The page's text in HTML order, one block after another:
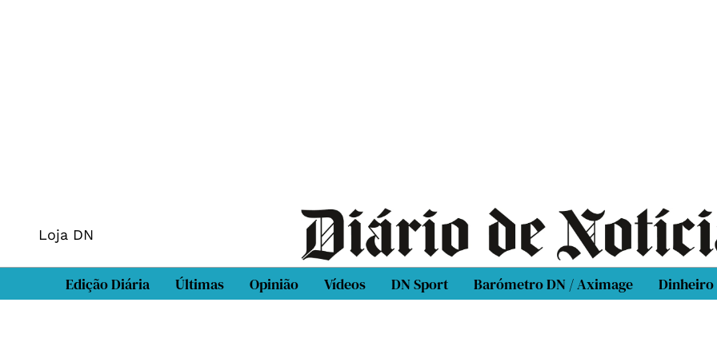
Loja DN
Edição Diária Últimas Opinião Vídeos DN Sport Barómetro DN / Aximage Dinheiro